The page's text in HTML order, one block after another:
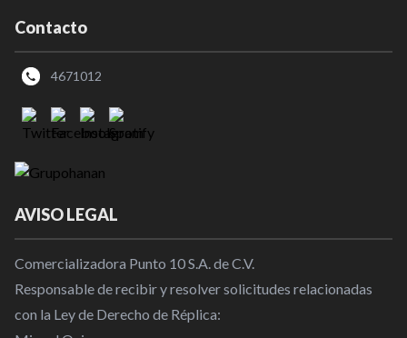
Contacto
4671012
AVISO LEGAL
Comercializadora Punto 10 S.A. de C.V.
Responsable de recibir y resolver solicitudes relacionadas
con la Ley de Derecho de Réplica: